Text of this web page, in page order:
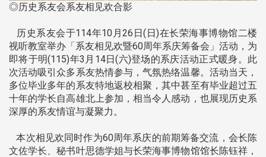
◎历史系友会系友相见欢合影
历史系友会于114年10月26日(日)在长荣海事博物馆二楼
视听教室举办「系友相见欢暨60周年系庆筹备会」活动，为
即将于明(115)年3月14日(六)登场的系庆活动正式暖身。此
次活动吸引众多系友热情参与，气氛热络温馨。活动当天，
多位毕业多年的系友特地返校相聚，其中甚至有毕业超过五
十年的学长自高雄北上参加，相当令人感动，也展现历史系
深厚的系友情谊与凝聚力。
本次相见欢同时作为60周年系庆的前期筹备交流，会长陈
文佐学长、秘书叶思德学姐与长荣海事博物馆馆长陈钰祥，